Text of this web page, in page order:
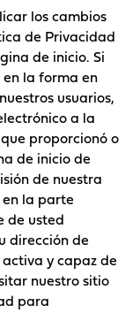
los cambios
de Privacidad
de inicio. Si
la forma en
usuarios,
a la
proporcionó o
de inicio de
de nuestra
la parte
de usted
dirección de
y capaz de
nuestro sitio
para